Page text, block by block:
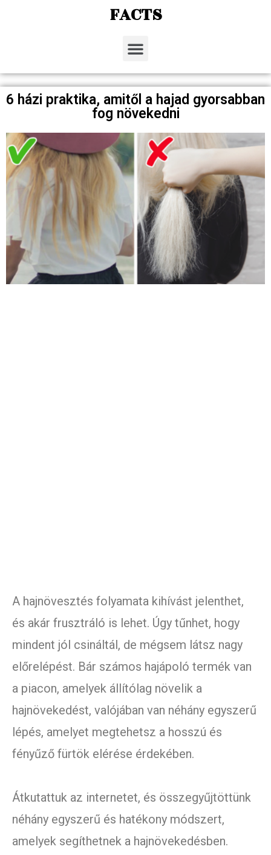
FACTS
6 házi praktika, amitől a hajad gyorsabban
fog növekedni
A hajnövesztés folyamata kihívást jelenthet,
és akár frusztráló is lehet. Úgy tűnhet, hogy
mindent jól csináltál, de mégsem látsz nagy
előrelépést. Bár számos hajápoló termék van
a piacon, amelyek állítólag növelik a
hajnövekedést, valójában van néhány egyszerű
lépés, amelyet megtehetsz a hosszú és
fényűző fürtök elérése érdekében.
Átkutattuk az internetet, és összegyűjtöttünk
néhány egyszerű és hatékony módszert,
amelyek segíthetnek a hajnövekedésben.